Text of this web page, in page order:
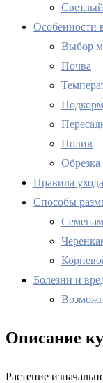
Светлый
Особенности
Выбор
Почва
Полив
Правила
Способы
Болезни и
Описание
Растение